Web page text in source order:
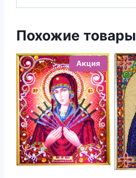
Похожие товары
Акция